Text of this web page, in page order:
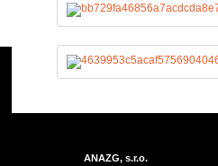
ANAZG, s.r.o.